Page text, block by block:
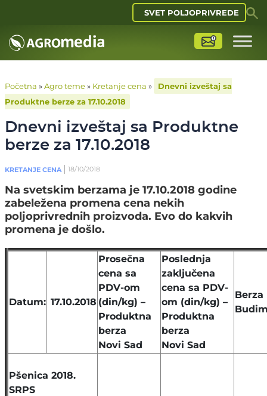
SVET POLJOPRIVREDE
Početna »Agro teme» Kretanje cena »
Dnevni izveštaj sa
Produktne berze za 17.10.2018
Dnevni izveštaj sa Produktne
berze za 17.10.2018
KRETANJE CENA 18/10/2018
Na svetskim berzama je 17.10.2018 godine
zabeležena promena cena nekih
poljoprivrednih proizvoda. Evo do kakvih
promena je došlo.
Datum: 17.10.2018
Prosečna
cena sa
PDV-om
(din/kg) –
Produktna
berza
Novi Sad
Poslednja
zaključena
cena sa PDV-
om (din/kg) –
Produktna
berza
Novi Sad
Berza
Pšenica 2018.
SRPS